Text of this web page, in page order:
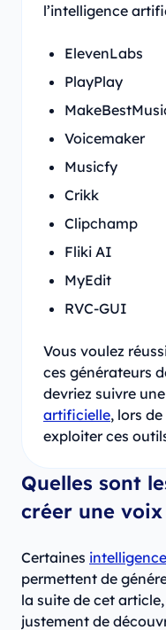
l’intelligence
ElevenLabs
PlayPlay
Voicemaker
Musicfy
Crikk
Clipchamp
Fliki AI
MyEdit
RVC-GUI
Vous voulez
ces générateurs
devriez suivre une
artificielle, lors
exploiter ces
Quelles sont
créer une
Certaines
permettent de
la suite de cet
justement de